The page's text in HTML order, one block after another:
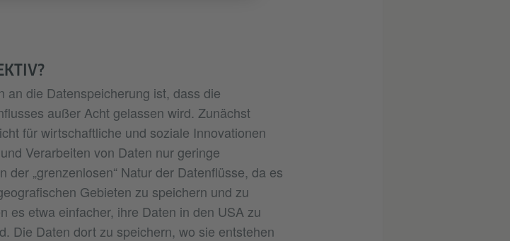
an die Datenspeicherung ist, dass die
außer Acht gelassen wird. Zunächst
für wirtschaftliche und soziale Innovationen
Verarbeiten von Daten nur geringe
„grenzenlosen“ Natur der Datenflüsse, da es
Gebieten zu speichern und zu
es etwa einfacher, ihre Daten in den USA zu
Die Daten dort zu speichern, wo sie entstehen